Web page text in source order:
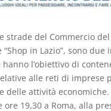
strade del Commercio del
“Shop in Lazio”, sono
l’obiettivo di
alle reti di imprese
delle attività economiche.
ore 19,30 a Roma, alla